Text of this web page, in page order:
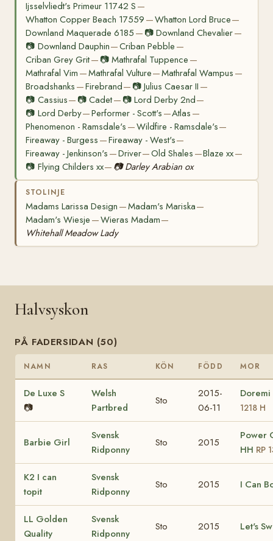
Ijsselvliedt's Primeur 11742 S —
Whatton Copper Beach 17559 —Whatton Lord Bruce—
Downland Maquerade 6185 — 📷Downland Chevalier—
📷 Downland Dauphin—Criban Pebble —
Criban Grey Grit— 📷Mathrafal Tuppence —
Mathrafal Vim —Mathrafal Vulture—Mathrafal Wampus —
Broadshanks —Firebrand— 📷Julius Caesar II —
📷 Cassius— 📷Cadet— 📷 Lord Derby 2nd—
📷 Lord Derby—Performer - Scott's —Atlas —
Phenomenon - Ramsdale's —Wildfire - Ramsdale's—
Fireaway - Burgess —Fireaway - West's—
Fireaway - Jenkinson's —Driver—Old Shales —Blaze xx—
📷 Flying Childers xx— 📷 Darley Arabian ox
STOLINJE
Madams Larissa Design —Madam's Mariska—
Madam's Wiesje —Wieras Madam—
Whitehall Meadow Lady
Halvsyskon
PÅ FADERSIDAN (50)
NAMN RAS KÖN FÖDD MOR
De Luxe S
📷
Welsh
Partbred
Sto
2015-
06-11
Doremi
1218 H
Barbie Girl
Svensk
Ridponny
Sto 2015
Power
HH RP
K2 I can
topit
Svensk
Ridponny
Sto 2015 I Can
LL Golden
Quality
Svensk
Ridponny
Sto 2015 Let's